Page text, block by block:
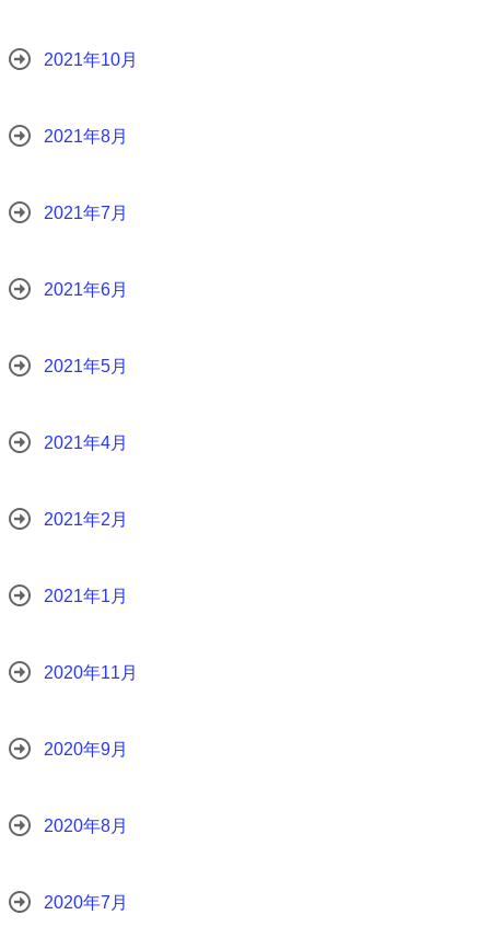
2021年10月
2021年8月
2021年7月
2021年6月
2021年5月
2021年4月
2021年2月
2021年1月
2020年11月
2020年9月
2020年8月
2020年7月